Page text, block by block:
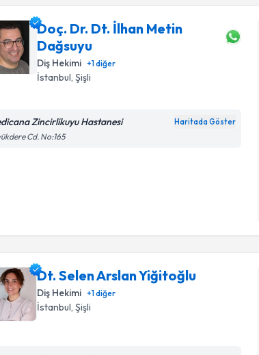
Doç. Dr. Dt. İlhan Metin
Dağsuyu
Diş Hekimi +1diğer
İstanbul , Şişli
Zincirlikuyu Hastanesi Haritada Göster
Cd. No:165
Dt. Selen Arslan Yiğitoğlu
Diş Hekimi +1diğer
İstanbul, Şişli